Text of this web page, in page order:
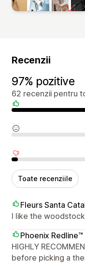
Recenzii
97% pozitive
62 recenzii pentru
Recenzii pozitive
Recenzii neutre
Recenzii negative
Toate recenziile
Fleurs Santa
I like the
Phoenix Redline™
HIGHLY
before picking a